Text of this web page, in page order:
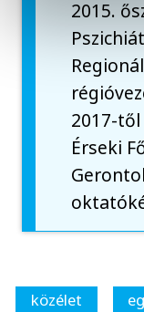
2015.
2017-
Érseki
közélet